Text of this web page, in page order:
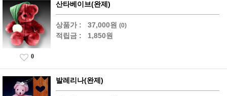
산타베이브(완제)
상품가 : 37,000원 (0)
적립금 : 1,850원
0
발레리나(완제)